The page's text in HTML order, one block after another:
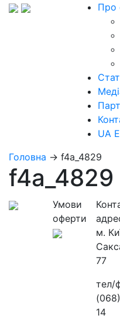
Про
UA
Головна → f4a_4829
f4a_4829
Умови
оферти
м.
77
тел/
14